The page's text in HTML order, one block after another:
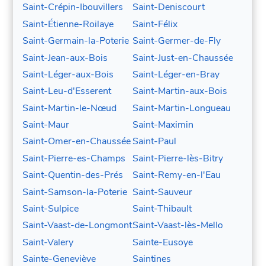
Saint-Crépin-Ibouvillers
Saint-Deniscourt
Saint-Étienne-Roilaye
Saint-Félix
Saint-Germain-la-Poterie Saint-Germer-de-Fly
Saint-Jean-aux-Bois
Saint-Just-en-Chaussée
Saint-Léger-aux-Bois
Saint-Léger-en-Bray
Saint-Leu-d'Esserent
Saint-Martin-aux-Bois
Saint-Martin-le-Nœud
Saint-Martin-Longueau
Saint-Maur
Saint-Maximin
Saint-Omer-en-ChausséeSaint-Paul
Saint-Pierre-es-Champs
Saint-Pierre-lès-Bitry
Saint-Quentin-des-Prés
Saint-Remy-en-l'Eau
Saint-Samson-la-Poterie Saint-Sauveur
Saint-Sulpice
Saint-Thibault
Saint-Vaast-de-LongmontSaint-Vaast-lès-Mello
Saint-Valery
Sainte-Eusoye
Sainte-Geneviève
Saintines